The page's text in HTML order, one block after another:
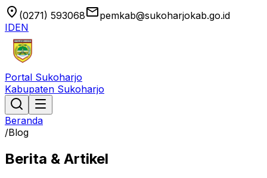
location_on (0271) 593068emailpemkab@sukoharjokab.go.id
IDEN
Portal Sukoharjo
Kabupaten Sukoharjo
Beranda
/Blog
Berita & Artikel